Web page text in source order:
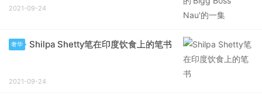
2021-09-24
奢华 Shilpa Shetty笔在印度饮食上的笔书
2021-09-24